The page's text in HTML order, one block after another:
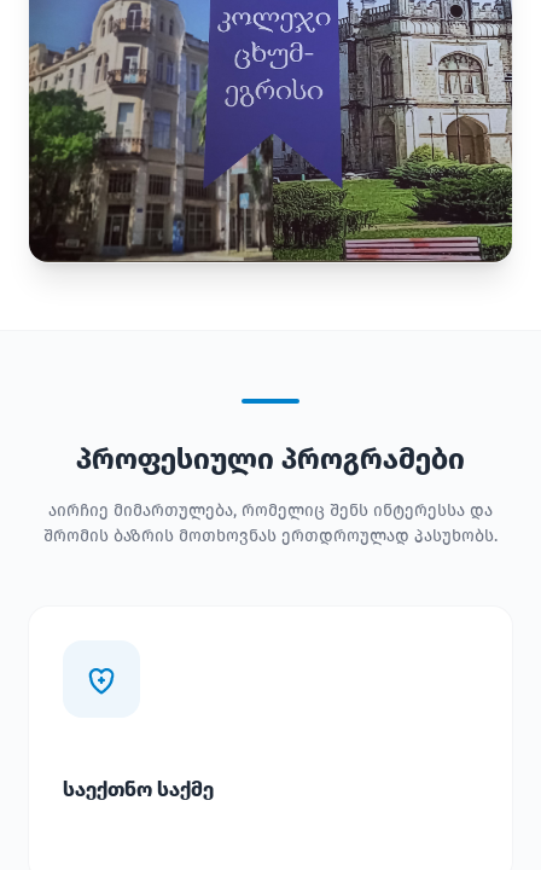
პროფესიული პროგრამები
აირჩიე მიმართულება, რომელიც შენს ინტერესსა და
შრომის ბაზრის მოთხოვნას ერთდროულად პასუხობს.
საექთნო საქმე